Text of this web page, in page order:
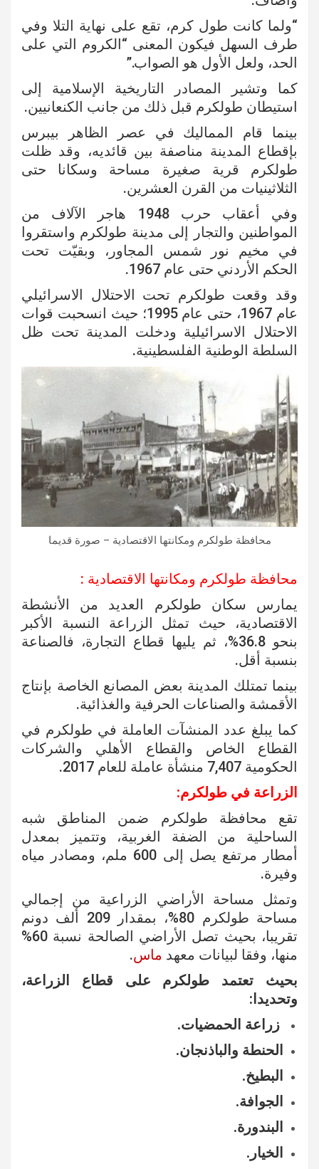
“ولما كانت طول كرم، تقع على نهاية التلا وفي
طرف السهل فيكون المعنى “الكروم التي على
الحد، ولعل الأول هو الصواب.”
كما وتشير المصادر التاريخية الإسلامية إلى
استيطان طولكرم قبل ذلك من جانب الكنعانيين.
بينما قام المماليك في عصر الظاهر بيبرس
بإقطاع المدينة مناصفة بين قائديه، وقد ظلت
طولكرم قرية صغيرة مساحة وسكانا حتى
الثلاثينيات من القرن العشرين.
وفي أعقاب حرب 1948 هاجر الآلاف من
المواطنين والتجار إلى مدينة طولكرم واستقروا
في مخيم نور شمس المجاور، وبقيّت تحت
الحكم الأردني حتى عام 1967.
وقد وقعت طولكرم تحت الاحتلال الاسرائيلي
عام 1967، حتى عام 1995؛ حيث انسحبت قوات
الاحتلال الاسرائيلية ودخلت المدينة تحت ظل
السلطة الوطنية الفلسطينية.
محافظة طولكرم ومكانتها الاقتصادية – صورة قديما
محافظة طولكرم ومكانتها الاقتصادية :
يمارس سكان طولكرم العديد من الأنشطة
الاقتصادية، حيث تمثل الزراعة النسبة الأكبر
بنحو 36.8%، ثم يليها قطاع التجارة، فالصناعة
بنسبة أقل.
بينما تمتلك المدينة بعض المصانع الخاصة بإنتاج
الأقمشة والصناعات الحرفية والغذائية.
كما يبلغ عدد المنشآت العاملة في طولكرم في
القطاع الخاص والقطاع الأهلي والشركات
الحكومية 7,407 منشأة عاملة للعام 2017.
الزراعة في طولكرم:
تقع محافظة طولكرم ضمن المناطق شبه
الساحلية من الضفة الغربية، وتتميز بمعدل
أمطار مرتفع يصل إلى 600 ملم، ومصادر مياه
وفيرة.
وتمثل مساحة الأراضي الزراعية من إجمالي
مساحة طولكرم 80%، بمقدار 209 ألف دونم
تقريبا، بحيث تصل الأراضي الصالحة نسبة 60%
منها، وفقا لبيانات معهد ماس.
بحيث تعتمد طولكرم على قطاع الزراعة،
وتحديدا:
زراعة الحمضيات.
الحنطة والباذنجان.
البطيخ.
الجوافة.
البندورة.
الخيار.